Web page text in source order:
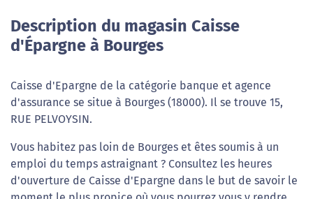
Description du magasin Caisse
d'Épargne à Bourges
Caisse d'Epargne de la catégorie banque et agence
d'assurance se situe à Bourges (18000). Il se trouve 15,
RUE PELVOYSIN.
Vous habitez pas loin de Bourges et êtes soumis à un
emploi du temps astraignant ? Consultez les heures
d'ouverture de Caisse d'Epargne dans le but de savoir le